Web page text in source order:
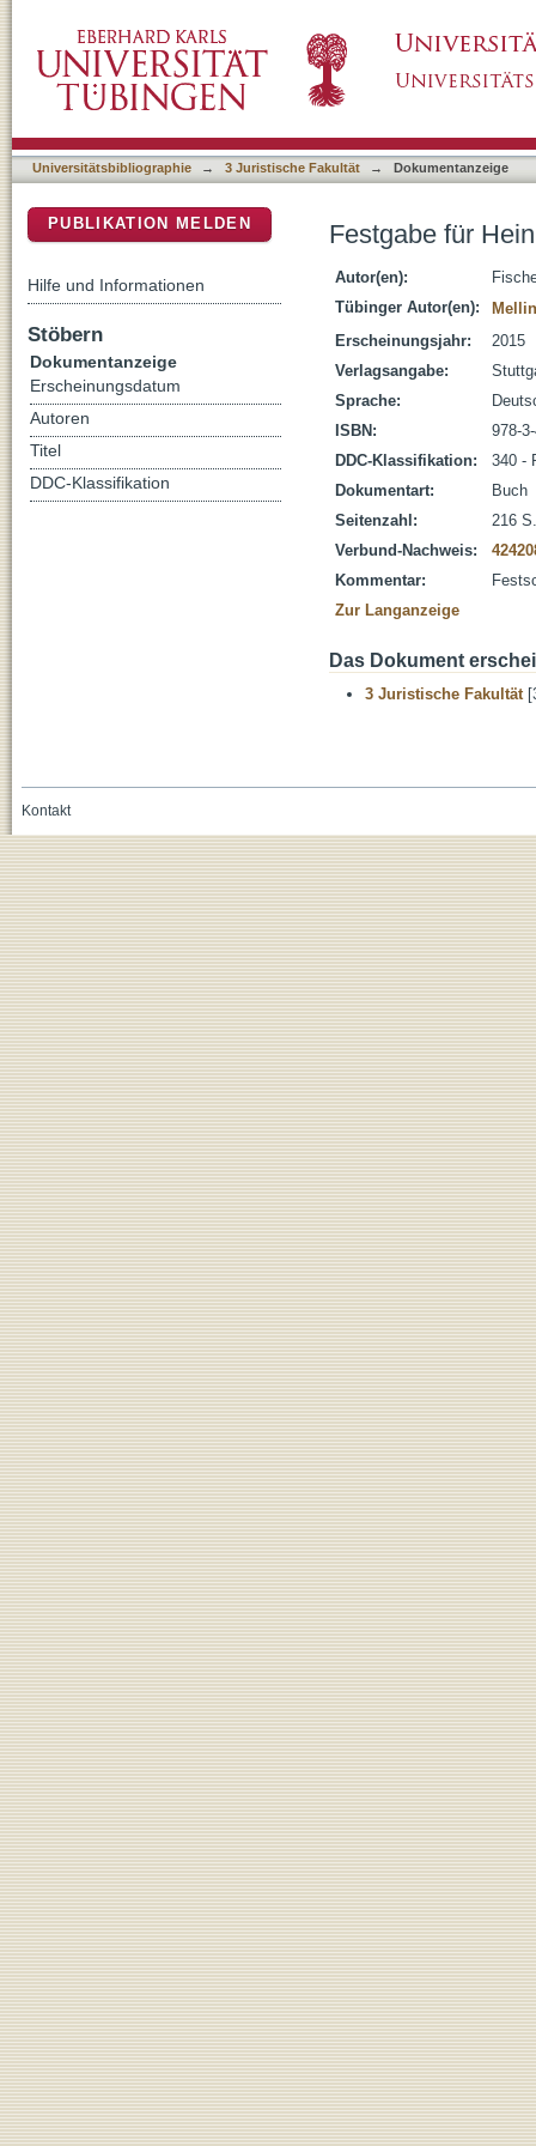
Universitätsbibliographie → 3 Juristische Fakultät → Dokumentanzeige
Festgabe für
Autor(en):
Tübinger Autor(en):
Erscheinungsjahr:
2015
Verlagsangabe:
Sprache:
ISBN:
978-
DDC-Klassifikation:
340 -
Dokumentart:
Buch
Seitenzahl:
216
Verbund-Nachweis:
Kommentar:
Zur Langanzeige
Das Dokument
3 Juristische Fakultät
PUBLIKATION MELDEN
Hilfe und Informationen
Stöbern
Dokumentanzeige
Erscheinungsdatum
Autoren
Titel
DDC-Klassifikation
Kontakt